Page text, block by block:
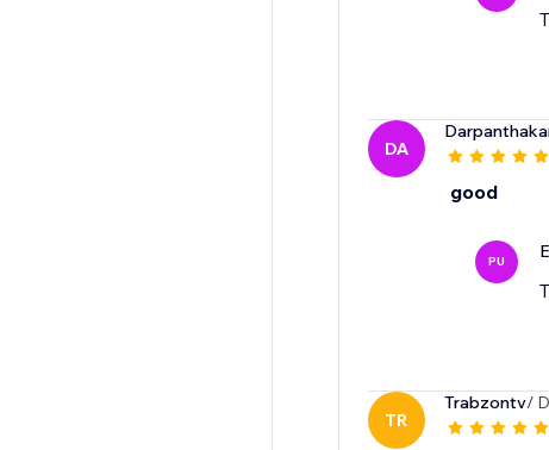
DA
good
PU
TR
Trabzontv/